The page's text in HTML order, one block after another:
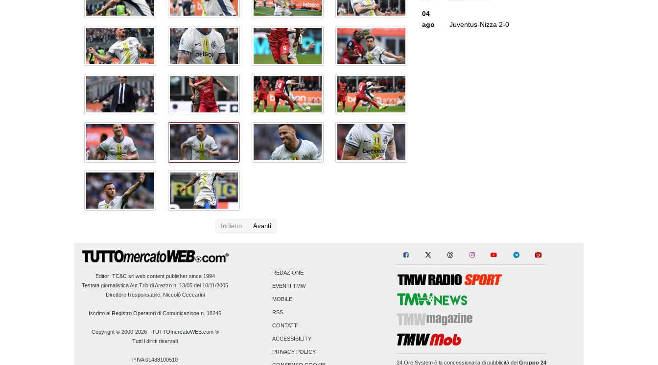
Indietro Avanti
04
ago
Juventus-Nizza 2-0
Editor: TC&C srlweb content publisher since 1994
Testata giornalistica Aut.Trib.di Arezzo n. 13/05 del 10/11/2005
Direttore Responsabile: Niccolò Ceccarini
Iscritto al Registro Operatori di Comunicazione n. 18246
Copyright © 2000-2026- TUTTOmercatoWEB.com ®
Tutti i diritti riservati
P.IVA 01488100510
REDAZIONE
EVENTI TMW
MOBILE
RSS
CONTATTI
ACCESSIBILITY
PRIVACY POLICY
24 Ore Systemè la concessionaria di pubblicità del Gruppo 24